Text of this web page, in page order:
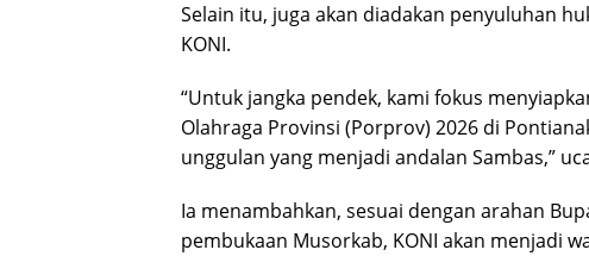
Selain itu, juga akan diadakan penyuluhan
KONI.
“Untuk jangka pendek, kami fokus
Olahraga Provinsi (Porprov) 2026 di
unggulan yang menjadi andalan Sambas,”
Ia menambahkan, sesuai dengan arahan
pembukaan Musorkab, KONI akan menjadi